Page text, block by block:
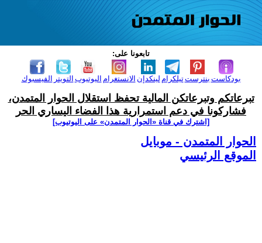
تابعونا على:
الفيسبوك التويتر اليوتيوب الانستغرام لينكدإن تيلكرامبنترست بودكاست
تبرعاتكم وتبرعاتكن المالية تحفظ استقلال الحوار المتمدن،
فشاركونا في دعم استمرارية هذا الفضاء اليساري الحر
[اشترك في قناة ‫«الحوار المتمدن» على اليوتيوب]
الحوار المتمدن - موبايل
الموقع الرئيسي